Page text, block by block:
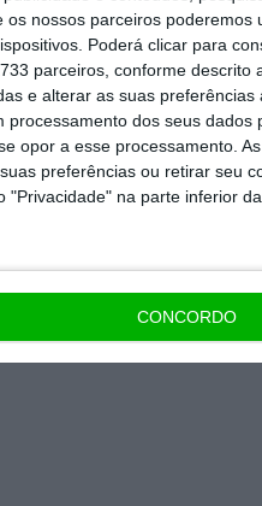
os nossos parceiros poderemos
Poderá clicar para
parceiros, conforme descrito
e alterar as suas preferências
processamento dos seus dados
opor a esse processamento.
preferências ou retirar seu
na parte inferior da
CONCORDO